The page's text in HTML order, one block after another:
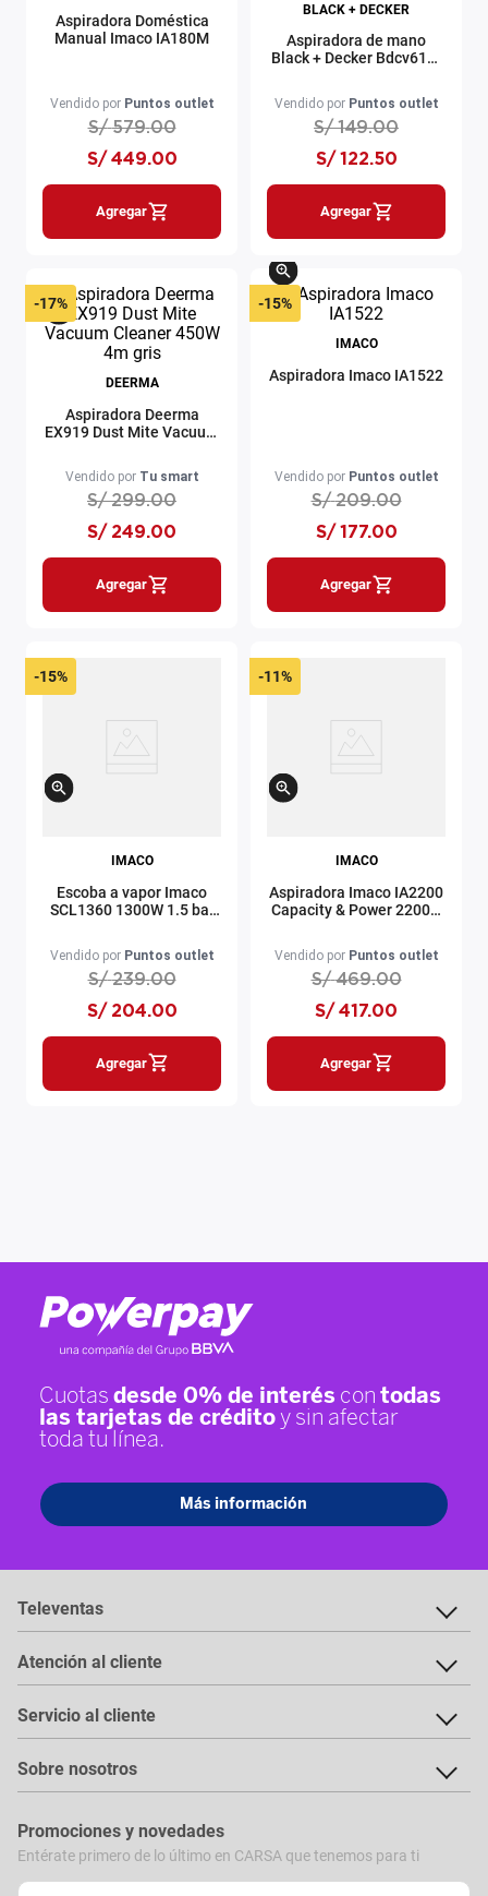
Aspiradora Doméstica
Manual Imaco IA180M
Vendido por Puntos outlet
S/ 579.00
S/ 449.00
Agregar
BLACK + DECKER
Aspiradora de mano
Black + Decker Bdcv610-
Vendido por Puntos outlet
S/ 149.00
S/ 122.50
Agregar
-17%
DEERMA
Aspiradora Deerma
EX919 Dust Mite Vacuum
Vendido por Tu smart
S/ 299.00
S/ 249.00
Agregar
-15%
IMACO
Aspiradora Imaco IA1522
Vendido por Puntos outlet
S/ 209.00
S/ 177.00
Agregar
-15%
IMACO
Escoba a vapor Imaco
SCL1360 1300W 1.5 bar
Vendido por Puntos outlet
S/ 239.00
S/ 204.00
Agregar
-11%
IMACO
Aspiradora Imaco IA2200
Capacity & Power 2200w
Vendido por Puntos outlet
S/ 469.00
S/ 417.00
Agregar
Televentas
Atención al cliente
Servicio al cliente
Sobre nosotros
Promociones y novedades
Entérate primero de lo último en CARSA que tenemos para ti